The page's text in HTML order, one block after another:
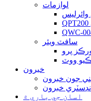
لوازمات
سافٽ ويئر
پرو
ڪيو ووٽ
خبرون
جون خبرون
انڊسٽري خبرون
اسان جي باري ۾